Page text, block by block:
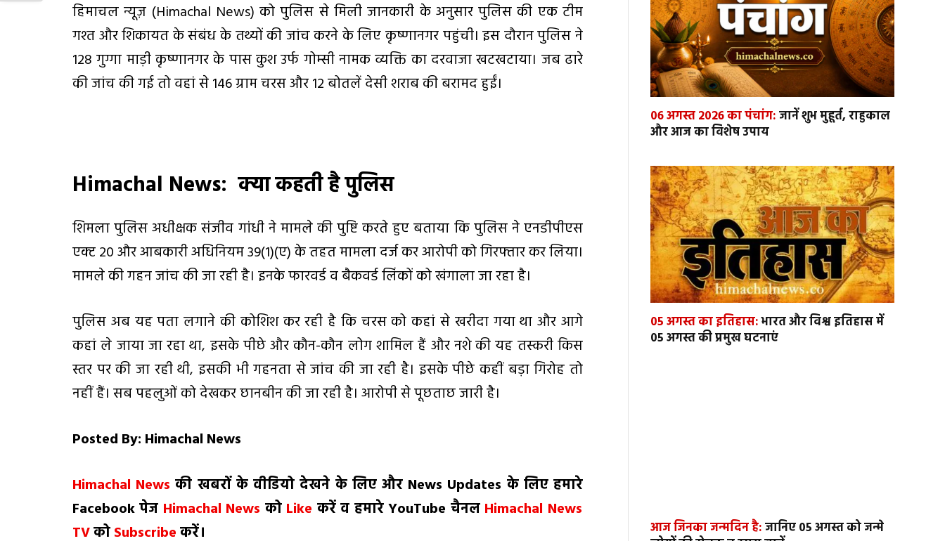
हिमाचल न्यूज़ (Himachal News) को पुलिस से मिली जानकारी के अनुसार पुलिस की एक टीम
गश्त और शिकायत के संबंध के तथ्यों की जांच करने के लिए कृष्णानगर पहुंची। इस दौरान पुलिस ने
128 गुग्गा माड़ी कृष्णानगर के पास कुश उर्फ गोम्सी नामक व्यक्ति का दरवाजा खटखटाया। जब ढारे
की जांच की गई तो वहां से 146 ग्राम चरस और 12 बोतलें देसी शराब की बरामद हुईं।
Himachal News:क्या कहती है पुलिस
शिमला पुलिस अधीक्षक संजीव गांधी ने मामले की पुष्टि करते हुए बताया कि पुलिस ने एनडीपीएस
एक्ट 20 और आबकारी अधिनियम 39(1)(ए) के तहत मामला दर्ज कर आरोपी को गिरफ्तार कर लिया।
मामले की गहन जांच की जा रही है। इनके फारवर्ड व बैकवर्ड लिंकों को खंगाला जा रहा है।
पुलिस अब यह पता लगाने की कोशिश कर रही है कि चरस को कहां से खरीदा गया था और आगे
कहां ले जाया जा रहा था, इसके पीछे और कौन-कौन लोग शामिल हैं और नशे की यह तस्करी किस
स्तर पर की जा रही थी, इसकी भी गहनता से जांच की जा रही है। इसके पीछे कहीं बड़ा गिरोह तो
नहीं हैं। सब पहलुओं को देखकर छानबीन की जा रही है। आरोपी से पूछताछ जारी है।
Posted By: Himachal News
Himachal News की खबरों के वीडियो देखने के लिए और News Updates के लिए हमारे
Facebookपेज Himachal News को Like करें व हमारेYouTube चैनल Himachal News
TVकोSubscribeकरें।
06 अगस्त 2026 का पंचांग:जानें शुभ मुहूर्त, राहुकाल
और आज का विशेष उपाय
05 अगस्त का इतिहास:भारत और विश्व इतिहास में
05 अगस्त की प्रमुख घटनाएं
आज जिनका जन्मदिन है:जानिए 05 अगस्त को जन्मे